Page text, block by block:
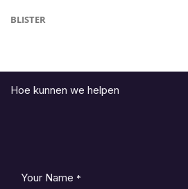
BLISTER
Hoe kunnen we helpen
Your Name *